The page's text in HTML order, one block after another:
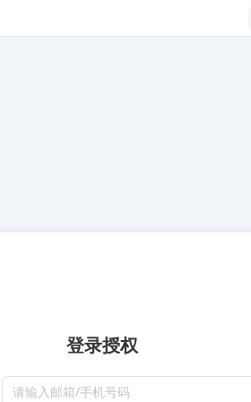
登录授权
请输入邮箱/手机号码